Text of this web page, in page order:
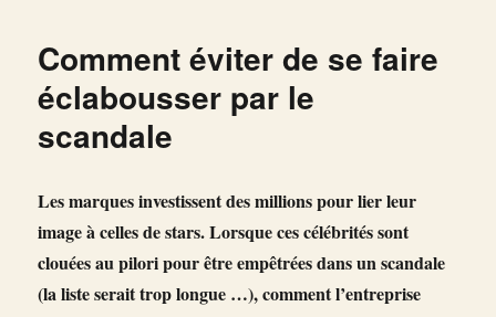
Comment éviter de se faire
éclabousser par le
scandale
Les marques investissent des millions pour lier leur
image à celles de stars. Lorsque ces célébrités sont
clouées au pilori pour être empêtrées dans un scandale
(la liste serait trop longue …), comment l’entreprise